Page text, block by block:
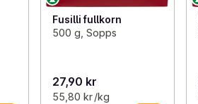
Fusilli fullkorn
500 g, Sopps
27,90 kr
55,80 kr /kg